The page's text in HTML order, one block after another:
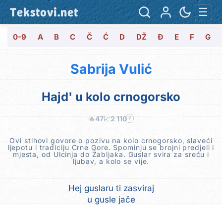
Tekstovi.net ☰
0-9 A B C Č Ć D DŽ Đ E F G
Sabrija Vulić
Hajd' u kolo crnogorsko
🔥47📈2 110 ?
Ovi stihovi govore o pozivu na kolo crnogorsko, slaveći
ljepotu i tradiciju Crne Gore. Spominju se brojni predjeli i
mjesta, od Ulcinja do Žabljaka. Guslar svira za sreću i
ljubav, a kolo se vije.
Hej guslaru ti zasviraj
u gusle jače